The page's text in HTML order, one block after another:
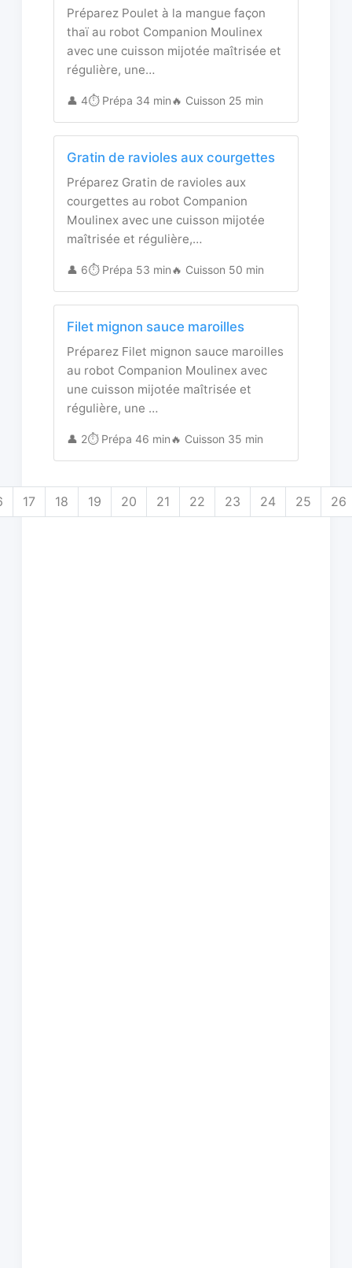
Préparez Poulet à la mangue façon
thaï au robot Companion Moulinex
avec une cuisson mijotée maîtrisée et
régulière, une…
👤 4⏱️ Prépa 34 min🔥 Cuisson 25 min
Gratin de ravioles aux courgettes
Préparez Gratin de ravioles aux
courgettes au robot Companion
Moulinex avec une cuisson mijotée
maîtrisée et régulière,…
👤 6⏱️ Prépa 53 min🔥 Cuisson 50 min
Filet mignon sauce maroilles
Préparez Filet mignon sauce maroilles
au robot Companion Moulinex avec
une cuisson mijotée maîtrisée et
régulière, une …
👤 2⏱️ Prépa 46 min🔥 Cuisson 35 min
17 18 19 20 21 22 23 24 25 26